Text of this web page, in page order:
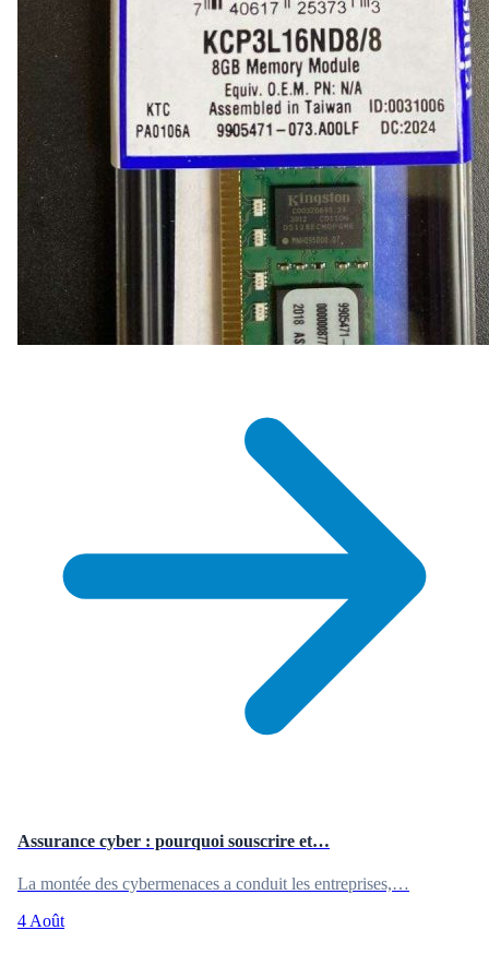
Assurance cyber : pourquoi souscrire et…
La montée des cybermenaces a conduit les entreprises,…
4 Août